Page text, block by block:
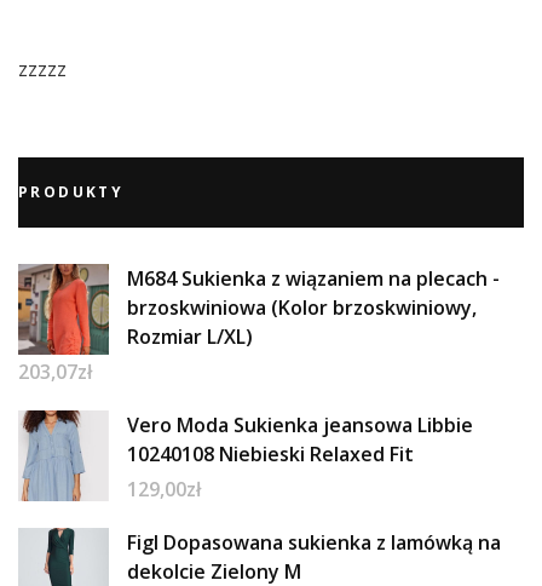
zzzzz
PRODUKTY
M684 Sukienka z wiązaniem na plecach -
brzoskwiniowa (Kolor brzoskwiniowy,
Rozmiar L/XL)
203,07zł
Vero Moda Sukienka jeansowa Libbie
10240108 Niebieski Relaxed Fit
129,00zł
Figl Dopasowana sukienka z lamówką na
dekolcie Zielony M